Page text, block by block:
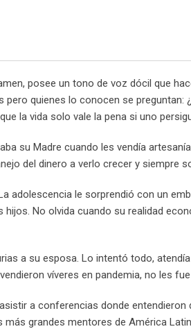
posee un tono de voz dócil que
quienes lo conocen se preguntan:
la vida solo vale la pena si uno
su Madre cuando les vendía
del dinero a verlo crecer y siempre
adolescencia le sorprendió con un
No olvida cuando su realidad
a su esposa. Lo intentó todo,
víveres en pandemia, no les
a conferencias donde
grandes mentores de América